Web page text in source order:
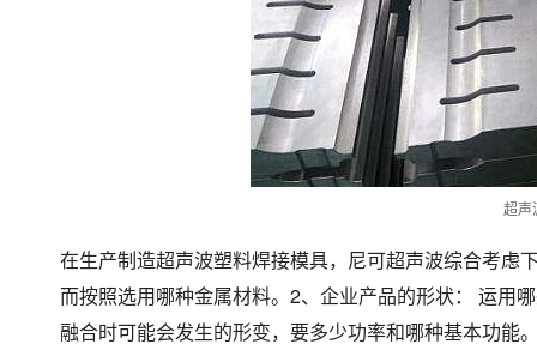
超声
在生产制造超声波塑料焊接模具，尼可超声波综合考虑
而按照选用哪种金属材料。2、企业产品的形状： 运用
融合时可能会发生的形变，要多少功率和哪种基本功能